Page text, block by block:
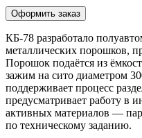
Оформить заказ
КБ-78 разработало
металлических порошков,
Порошок подаётся из
зажим на сито диаметром
поддерживает процесс
предусматривает работу в
активных материалов —
по техническому заданию.